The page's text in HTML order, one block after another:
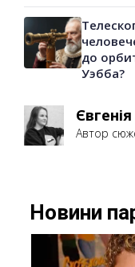
до
Уэбба?
Автор